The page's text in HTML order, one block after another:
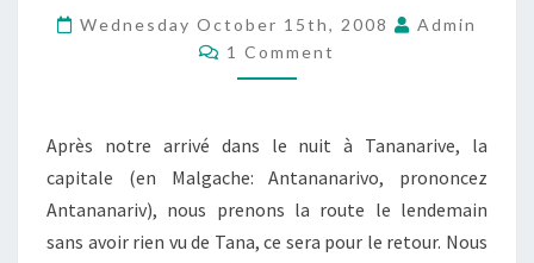
–
MADAGASCAR
–
Wednesday October 15th, 2008
Admin
Comments
1 Comment
Après notre arrivé dans le nuit à Tananarive, la
capitale (en Malgache: Antananarivo, prononcez
Antananariv), nous prenons la route le lendemain
sans avoir rien vu de Tana, ce sera pour le retour. Nous